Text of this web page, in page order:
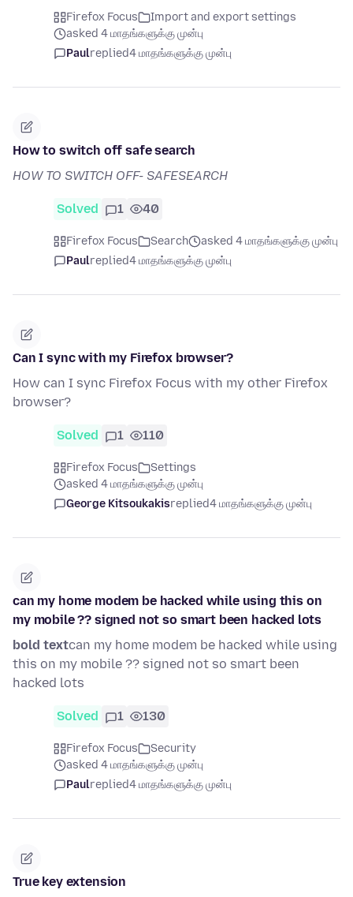
Firefox Focus
Import and export settings
asked 4 மாதங்களுக்கு முன்பு
Paulreplied4 மாதங்களுக்கு முன்பு
How to switch off safe search
HOW TO SWITCH OFF- SAFESEARCH
Solved 1 40
Firefox Focus Search
asked 4 மாதங்களுக்கு முன்பு
Paulreplied4 மாதங்களுக்கு முன்பு
Can I sync with my Firefox browser?
How can I sync Firefox Focus with my other Firefox
browser?
Solved 1 110
Firefox Focus
Settings
asked 4 மாதங்களுக்கு முன்பு
George Kitsoukakisreplied4 மாதங்களுக்கு முன்பு
can my home modem be hacked while using this on
my mobile ?? signed not so smart been hacked lots
bold textcan my home modem be hacked while using
this on my mobile ?? signed not so smart been
hacked lots
Solved 1 130
Firefox Focus
Security
asked 4 மாதங்களுக்கு முன்பு
Paulreplied4 மாதங்களுக்கு முன்பு
True key extension